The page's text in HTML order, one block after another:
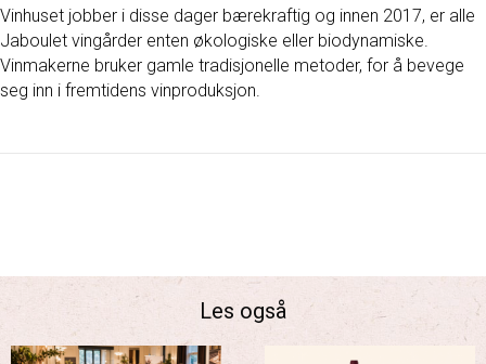
​Vinhuset jobber i disse dager bærekraftig og innen 2017, er alle
Jaboulet vingårder enten økologiske eller biodynamiske.
Vinmakerne bruker gamle tradisjonelle metoder, for å bevege
seg inn i fremtidens vinproduksjon.
Les også